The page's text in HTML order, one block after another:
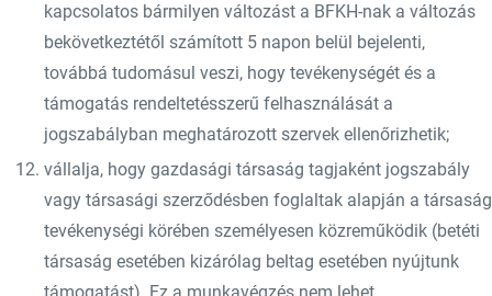
kapcsolatos bármilyen változást a BFKH-nak a változás
bekövetkeztétől számított 5 napon belül bejelenti,
továbbá tudomásul veszi, hogy tevékenységét és a
támogatás rendeltetésszerű felhasználását a
jogszabályban meghatározott szervek ellenőrizhetik;
vállalja, hogy gazdasági társaság tagjaként jogszabály
vagy társasági szerződésben foglaltak alapján a társaság
tevékenységi körében személyesen közreműködik (betéti
társaság esetében kizárólag beltag esetében nyújtunk